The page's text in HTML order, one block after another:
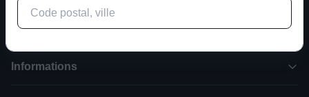
Actualités
Informations